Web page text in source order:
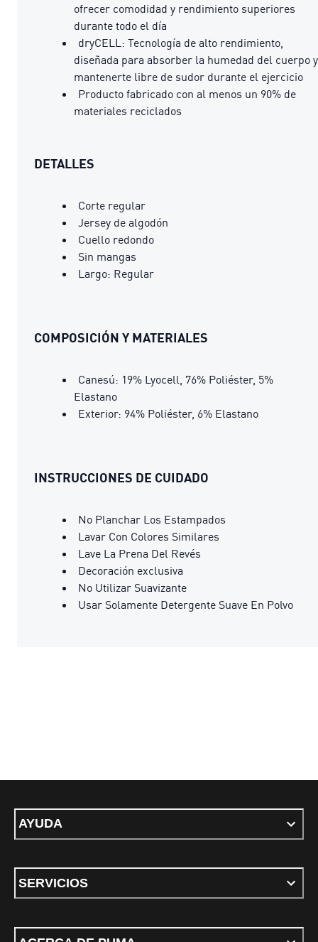
ofrecer comodidad y rendimiento superiores
durante todo el día
dryCELL: Tecnología de alto rendimiento,
diseñada para absorber la humedad del cuerpo y
mantenerte libre de sudor durante el ejercicio
Producto fabricado con al menos un 90% de
materiales reciclados
DETALLES
Corte regular
Jersey de algodón
Cuello redondo
Sin mangas
Largo: Regular
COMPOSICIÓN Y MATERIALES
Canesú: 19% Lyocell, 76% Poliéster, 5%
Elastano
Exterior: 94% Poliéster, 6% Elastano
INSTRUCCIONES DE CUIDADO
No Planchar Los Estampados
Lavar Con Colores Similares
Lave La Prena Del Revés
Decoración exclusiva
No Utilizar Suavizante
Usar Solamente Detergente Suave En Polvo
AYUDA
SERVICIOS